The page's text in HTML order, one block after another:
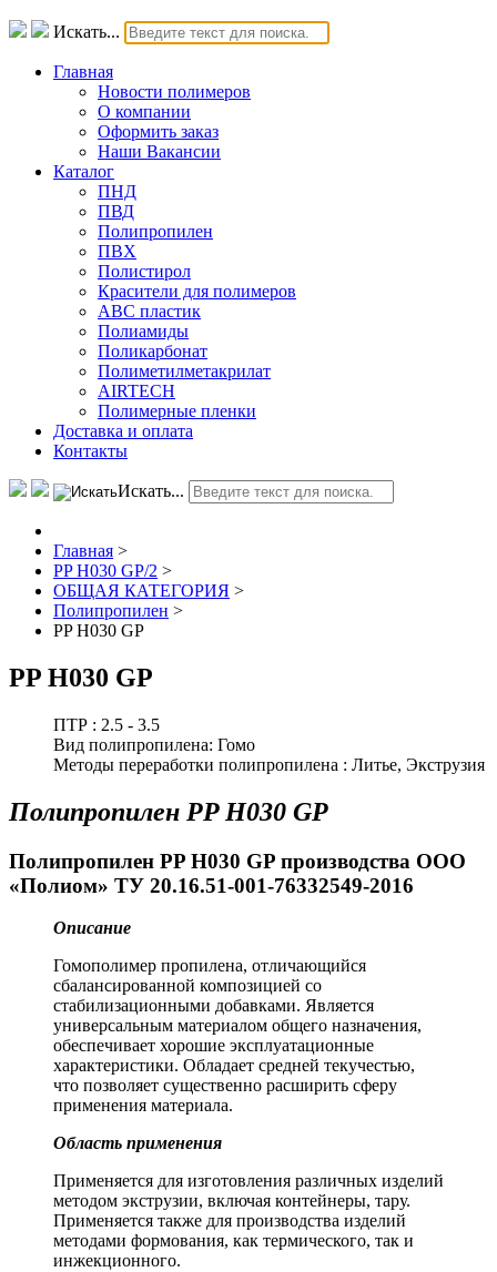
Искать...
Главная
Новости полимеров
О компании
Оформить заказ
Наши Вакансии
Каталог
ПНД
ПВД
Полипропилен
ПВХ
Полистирол
Красители для полимеров
АВС пластик
Полиамиды
Поликарбонат
Полиметилметакрилат
AIRTECH
Полимерные пленки
Доставка и оплата
Контакты
Искать...
Главная >
PP H030 GP/2 >
ОБЩАЯ КАТЕГОРИЯ >
Полипропилен >
PP H030 GP
PP H030 GP
ПТР : 2.5 - 3.5
Вид полипропилена: Гомо
Методы переработки полипропилена : Литье, Экструзия
Полипропилен PP H030 GP
Полипропилен PP H030 GP производства ООО
«Полиом» ТУ 20.16.51-001-76332549-2016
Описание
Гомополимер пропилена, отличающийся
сбалансированной композицией со
стабилизационными добавками. Является
универсальным материалом общего назначения,
обеспечивает хорошие эксплуатационные
характеристики. Обладает средней текучестью,
что позволяет существенно расширить сферу
применения материала.
Область применения
Применяется для изготовления различных изделий
методом экструзии, включая контейнеры, тару.
Применяется также для производства изделий
методами формования, как термического, так и
инжекционного.